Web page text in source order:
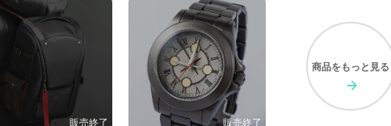
商品を もっと見る